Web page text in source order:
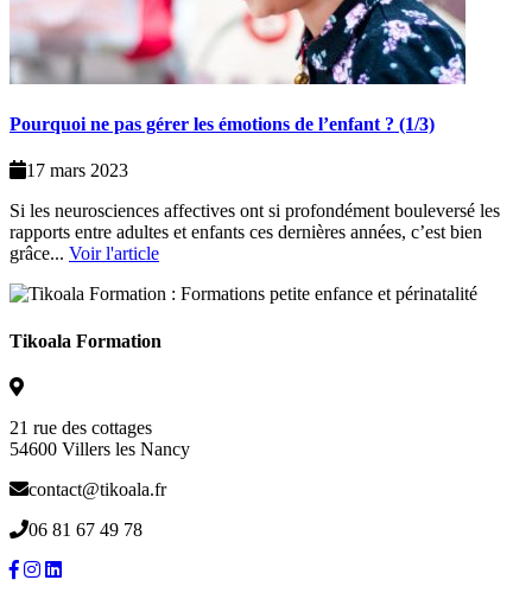
Pourquoi ne pas gérer les émotions de l’enfant ? (1/3)
17 mars 2023
Si les neurosciences affectives ont si profondément bouleversé les
rapports entre adultes et enfants ces dernières années, c’est bien
grâce... Voir l'article
Tikoala Formation
21 rue des cottages
54600 Villers les Nancy
contact@tikoala.fr
06 81 67 49 78